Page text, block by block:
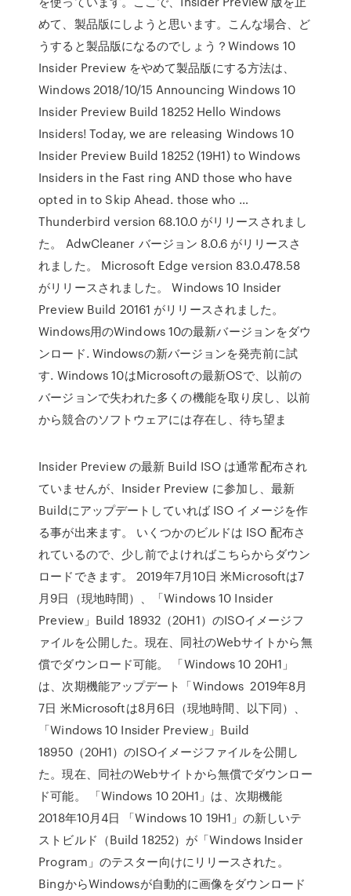
めて、製品版にしようと思います。こんな場合、ど
うすると製品版になるのでしょう？Windows 10
Insider Preview をやめて製品版にする方法は、
Windows 2018/10/15 Announcing Windows 10
Insider Preview Build 18252 Hello Windows
Insiders! Today, we are releasing Windows 10
Insider Preview Build 18252 (19H1) to Windows
Insiders in the Fast ring AND those who have
opted in to Skip Ahead. those who …
Thunderbird version 68.10.0 がリリースされまし
た。 AdwCleaner バージョン 8.0.6 がリリースさ
れました。 Microsoft Edge version 83.0.478.58
がリリースされました。 Windows 10 Insider
Preview Build 20161 がリリースされました。
Windows用のWindows 10の最新バージョンをダウ
ンロード. Windowsの新バージョンを発売前に試
す. Windows 10はMicrosoftの最新OSで、以前の
バージョンで失われた多くの機能を取り戻し、以前
から競合のソフトウェアには存在し、待ち望ま
Insider Preview の最新 Build ISO は通常配布され
ていませんが、Insider Preview に参加し、最新
Buildにアップデートしていれば ISO イメージを作
る事が出来ます。 いくつかのビルドは ISO 配布さ
れているので、少し前でよければこちらからダウン
ロードできます。 2019年7月10日 米Microsoftは7
月9日（現地時間）、「Windows 10 Insider
Preview」Build 18932（20H1）のISOイメージフ
ァイルを公開した。現在、同社のWebサイトから無
償でダウンロード可能。 「Windows 10 20H1」
は、次期機能アップデート「Windows 2019年8月
7日 米Microsoftは8月6日（現地時間、以下同）、
「Windows 10 Insider Preview」Build
18950（20H1）のISOイメージファイルを公開し
た。現在、同社のWebサイトから無償でダウンロー
ド可能。 「Windows 10 20H1」は、次期機能
2018年10月4日 「Windows 10 19H1」の新しいテ
ストビルド（Build 18252）が「Windows Insider
Program」のテスター向けにリリースされた。
BingからWindowsが自動的に画像をダウンロード